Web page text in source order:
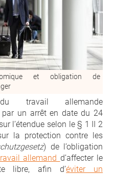
et obligation de
travail allemande
par un arrêt en date du 24
l’étendue selon le § 1 II 2
la protection contre les
) de l’obligation
allemand d’affecter le
libre, afin d’éviter un